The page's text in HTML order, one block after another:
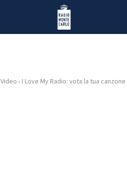
Radio Monte Carlo
Video › I Love My Radio: vota la tua canzone